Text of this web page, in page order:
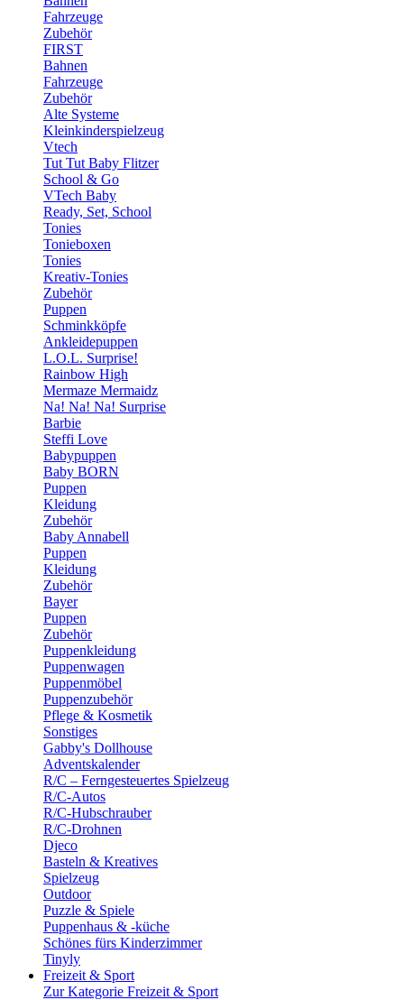
Fahrzeuge
Zubehör
FIRST
Bahnen
Fahrzeuge
Zubehör
Alte Systeme
Kleinkinderspielzeug
Vtech
Tut Tut Baby Flitzer
School & Go
VTech Baby
Ready, Set, School
Tonies
Tonieboxen
Tonies
Kreativ-Tonies
Zubehör
Puppen
Schminkköpfe
Ankleidepuppen
L.O.L. Surprise!
Rainbow High
Mermaze Mermaidz
Na! Na! Na! Surprise
Barbie
Steffi Love
Babypuppen
Baby BORN
Puppen
Kleidung
Zubehör
Baby Annabell
Puppen
Kleidung
Zubehör
Bayer
Puppen
Zubehör
Puppenkleidung
Puppenwagen
Puppenmöbel
Puppenzubehör
Pflege & Kosmetik
Sonstiges
Gabby's Dollhouse
Adventskalender
R/C – Ferngesteuertes Spielzeug
R/C-Autos
R/C-Hubschrauber
R/C-Drohnen
Djeco
Basteln & Kreatives
Spielzeug
Outdoor
Puzzle & Spiele
Puppenhaus & -küche
Schönes fürs Kinderzimmer
Tinyly
Freizeit & Sport
Zur Kategorie Freizeit & Sport